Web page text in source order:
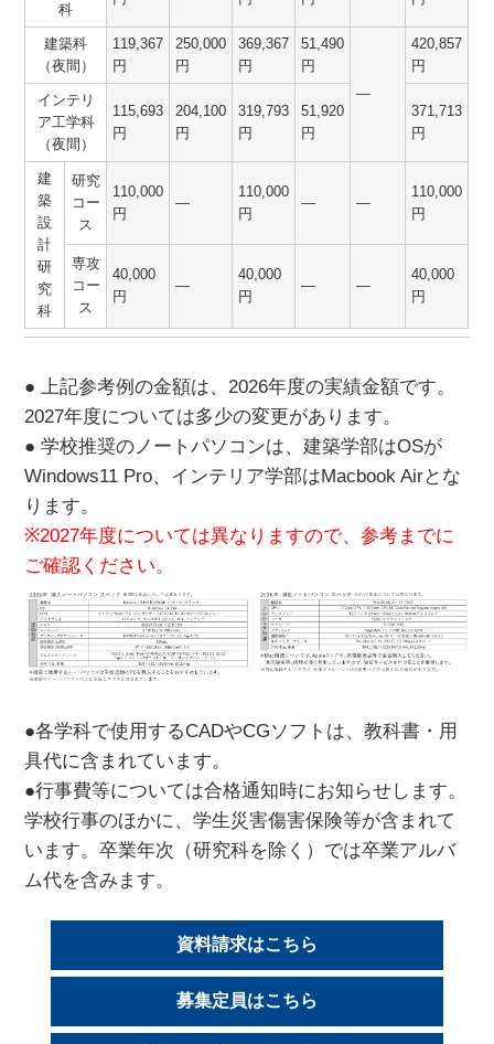
科
建築科
（夜間）
119,367
円
250,000
円
369,367
円
51,490
円
―
420,857
円
インテリ
ア工学科
（夜間）
115,693
円
204,100
円
319,793
円
51,920
円
371,713
円
建
築
設
計
研
究
科
研究
コー
ス
110,000
円
―
110,000
円
― ―
110,000
円
専攻
コー
ス
40,000
円
―
40,000
円
― ―
40,000
円
● 上記参考例の金額は、2026年度の実績金額です。
2027年度については多少の変更があります。
● 学校推奨のノートパソコンは、建築学部はOSが
Windows11 Pro、インテリア学部はMacbook Airとな
ります。
※2027年度については異なりますので、参考までに
ご確認ください。
●各学科で使用するCADやCGソフトは、教科書・用
具代に含まれています。
●行事費等については合格通知時にお知らせします。
学校行事のほかに、学生災害傷害保険等が含まれて
います。卒業年次（研究科を除く）では卒業アルバ
ム代を含みます。
資料請求はこちら
募集定員はこちら